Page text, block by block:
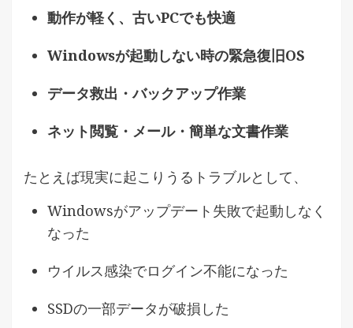
動作が軽く、古いPCでも快適
Windowsが起動しない時の緊急復旧OS
データ救出・バックアップ作業
ネット閲覧・メール・簡単な文書作業
たとえば現実に起こりうるトラブルとして、
Windowsがアップデート失敗で起動しなく
なった
ウイルス感染でログイン不能になった
SSDの一部データが破損した